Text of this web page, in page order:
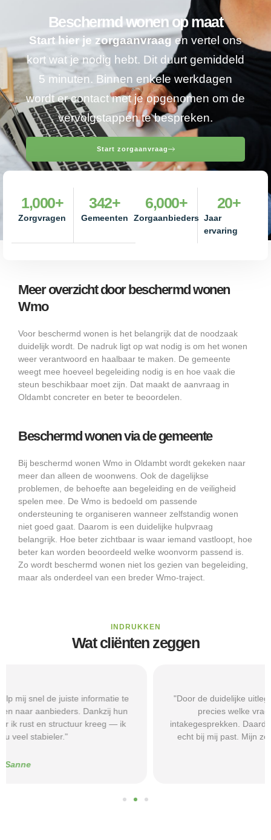
Beschermd wonen op maat
Start hier je zorgaanvraagen vertel ons
kort wat je nodig hebt. Dit duurt gemiddeld
5 minuten. Binnen enkele werkdagen
wordt er contact met je opgenomen om de
vervolgstappen te bespreken.
Start zorgaanvraag
Zorgvragen
1,000+
Gemeenten
342+
Zorgaanbieders
6,000+
Jaar
ervaring
20+
Meer overzicht door beschermd wonen
Wmo
Voor beschermd wonen is het belangrijk dat de noodzaak
duidelijk wordt. De nadruk ligt op wat nodig is om het wonen
weer verantwoord en haalbaar te maken. De gemeente
weegt mee hoeveel begeleiding nodig is en hoe vaak die
steun beschikbaar moet zijn. Dat maakt de aanvraag in
Oldambt concreter en beter te beoordelen.
Beschermd wonen via de gemeente
Bij beschermd wonen Wmo in Oldambt wordt gekeken naar
meer dan alleen de woonwens. Ook de dagelijkse
problemen, de behoefte aan begeleiding en de veiligheid
spelen mee. De Wmo is bedoeld om passende
ondersteuning te organiseren wanneer zelfstandig wonen
niet goed gaat. Daarom is een duidelijke hulpvraag
belangrijk. Hoe beter zichtbaar is waar iemand vastloopt, hoe
beter kan worden beoordeeld welke woonvorm passend is.
Zo wordt beschermd wonen niet los gezien van begeleiding,
maar als onderdeel van een breder Wmo-traject.
INDRUKKEN
Wat cliënten zeggen
"Door de duidelijke uitleg op Beschermd-Wonen.nl wist ik
precies welke vragen ik moest stellen tijdens
intakegesprekken. Daardoor kwam ik bij een aanbieder die
echt bij mij past. Mijn zelfstandigheid is flink verbeterd."